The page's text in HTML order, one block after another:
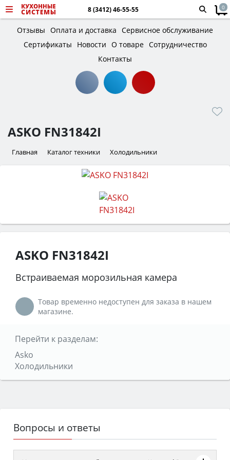
8 (3412) 46-55-55 0
Отзывы Оплата и доставка Сервисное обслуживание
Сертификаты
Новости О товаре Сотрудничество
Контакты
ASKO FN31842I
Главная Каталог техники Холодильники
ASKO FN31842I
Встраиваемая морозильная камера
Товар временно недоступен для заказа в нашем
магазине.
Перейти к разделам:
Asko
Холодильники
Вопросы и ответы